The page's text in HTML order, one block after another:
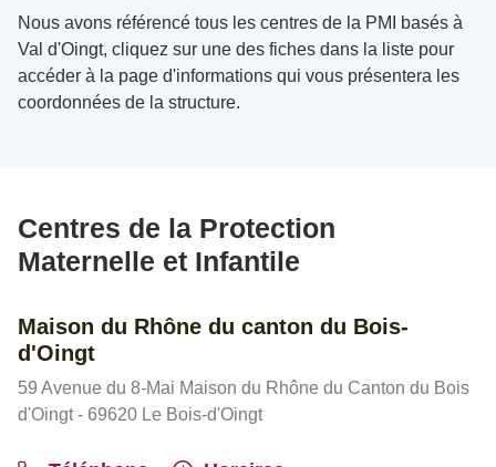
Nous avons référencé tous les centres de la PMI basés à
Val d'Oingt, cliquez sur une des fiches dans la liste pour
accéder à la page d'informations qui vous présentera les
coordonnées de la structure.
Centres de la Protection
Maternelle et Infantile
Maison du Rhône du canton du Bois-
d'Oingt
59 Avenue du 8-Mai Maison du Rhône du Canton du Bois
d'Oingt - 69620 Le Bois-d'Oingt